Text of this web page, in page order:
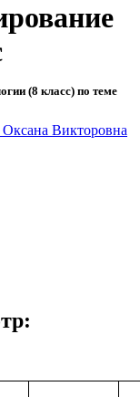
(8 класс) по теме
Оксана Викторовна